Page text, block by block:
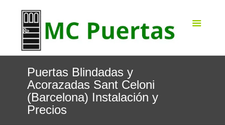
Puertas Blindadas y
Acorazadas Sant Celoni
(Barcelona) Instalación y
Precios